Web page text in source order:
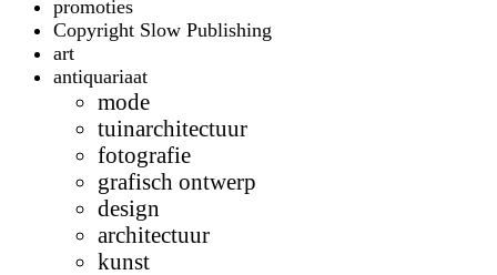
promoties
Copyright Slow Publishing
art
antiquariaat
mode
tuinarchitectuur
fotografie
grafisch ontwerp
design
architectuur
kunst